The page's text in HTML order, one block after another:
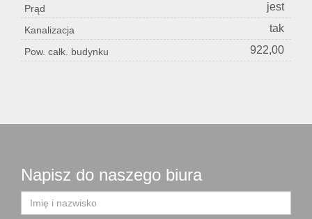
Prąd jest
Kanalizacja tak
Pow. całk. budynku 922,00
Napisz do naszego biura